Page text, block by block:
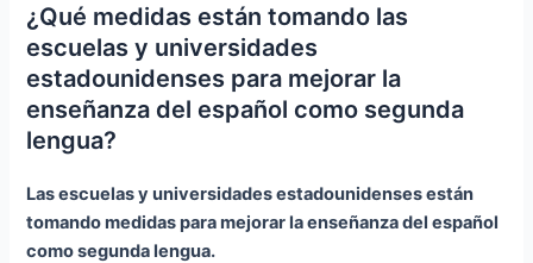
¿Qué medidas están tomando las
escuelas y universidades
estadounidenses para mejorar la
enseñanza del español como segunda
lengua?
Las escuelas y universidades estadounidenses están
tomando medidas para mejorar la enseñanza del español
como segunda lengua.